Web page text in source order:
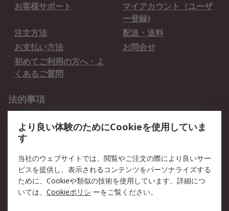
お客様サポート
マイアカウント（ユーザ
ー登録)
注文方法
配送・送料
お支払い方法
お問合せ
初めてご利用の方へ・よ
くあるご質問
法的事項
クッキーポリシー
RSについて
会社概要
採用情報
プレスリリース＆お知ら
コーポレートサイト
より良い体験のためにCookieを使用していま
す
当社のウェブサイトでは、閲覧やご注文の際により良いサー
ビスを提供し、表示されるコンテンツをパーソナライズする
ために、Cookieや類似の技術を使用しています。詳細につ
いては、 Cookieポリシ ーをご覧ください。